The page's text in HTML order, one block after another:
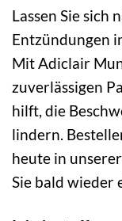
Lassen Sie sich
Entzündungen
Mit Adiclair
zuverlässigen
hilft, die
lindern.
heute in
Sie bald wieder